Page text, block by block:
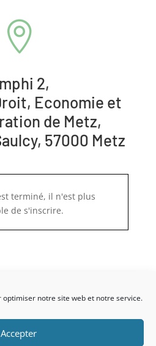
optimiser notre site web et notre service.
Accepter

2,
Economie et
de Metz,
57000 Metz
terminé, il n'est plus
de s'inscrire.